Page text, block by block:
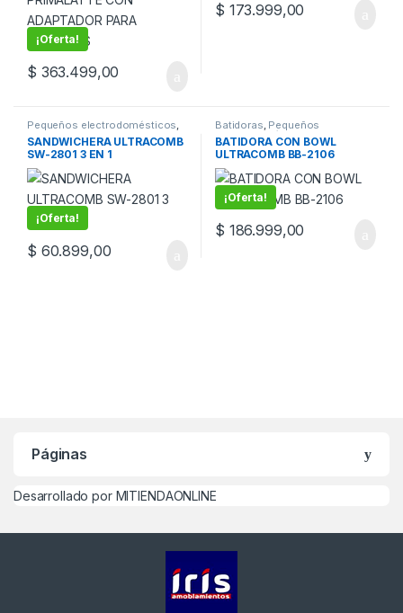
¡Oferta!
$ 363.499,00
$ 173.999,00
Pequeños electrodomésticos,
Sandwicheras y Wafleras
SANDWICHERA ULTRACOMB
SW-2801 3 EN 1
¡Oferta!
$ 60.899,00
Batidoras, Pequeños
electrodomésticos
BATIDORA CON BOWL
ULTRACOMB BB-2106
¡Oferta!
$ 186.999,00
Páginas
Desarrollado por MITIENDAONLINE